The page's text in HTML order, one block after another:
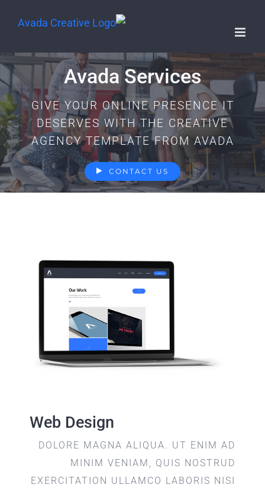
Avada Services
GIVE YOUR ONLINE PRESENCE IT
DESERVES WITH THE CREATIVE
AGENCY TEMPLATE FROM AVADA
CONTACT US
Web Design
DOLORE MAGNA ALIQUA. UT ENIM AD
MINIM VENIAM, QUIS NOSTRUD
EXERCITATION ULLAMCO LABORIS NISI